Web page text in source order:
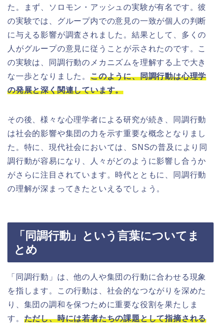
た。まず、ソロモン・アッシュの実験が有名です。彼
の実験では、グループ内での意見の一致が個人の判断
に与える影響が調査されました。結果として、多くの
人がグループの意見に従うことが示されたのです。こ
の実験は、同調行動のメカニズムを理解する上で大き
な一歩となりました。 このように、同調行動は心理学
の発展と深く関連しています。
その後、様々な心理学者による研究が続き、同調行動
は社会的影響や集団の力を示す重要な概念となりまし
た。特に、現代社会においては、SNSの普及により同
調行動が容易になり、人々がどのように影響し合うか
がさらに注目されています。時代とともに、同調行動
の理解が深まってきたといえるでしょう。
「同調行動」という言葉についてま
とめ
「同調行動」は、他の人や集団の行動に合わせる現象
を指します。この行動は、社会的なつながりを深めた
り、集団の調和を保つために重要な役割を果たしま
す。 ただし、時には若者たちの課題として指摘される